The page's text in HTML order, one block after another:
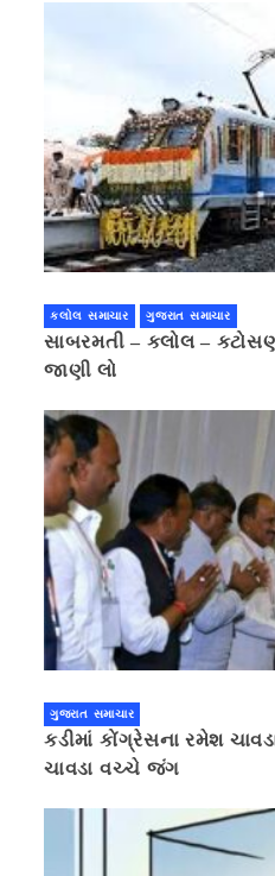
કલોલ સમાચાર ગુજરાત સમાચાર
સાબરમતી – કલોલ –
જાણી લો
ગુજરાત સમાચાર
કડીમાં કોંગ્રેસના રમેશ
ચાવડા વચ્ચે જંગ